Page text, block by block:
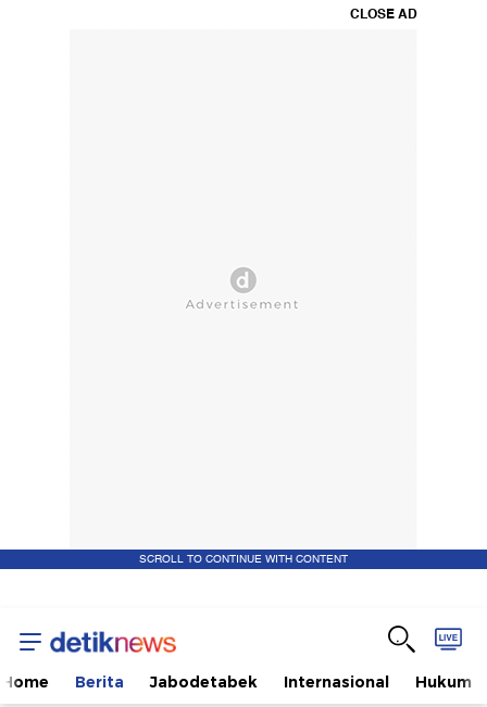
CLOSE AD
SCROLL TO CONTINUE WITH CONTENT
Home Berita Jabodetabek Internasional Hukum